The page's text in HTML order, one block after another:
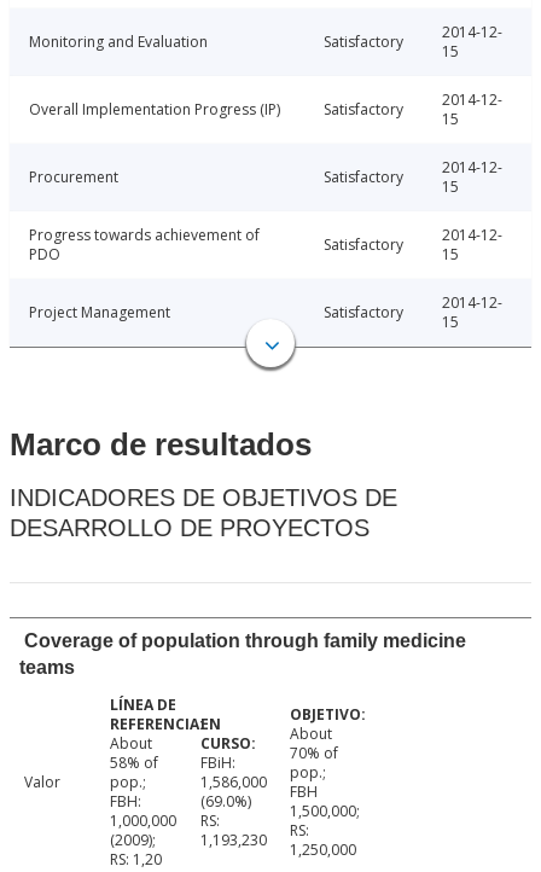
Monitoring and Evaluation Satisfactory
2014-12-
15
Overall Implementation Progress (IP) Satisfactory
2014-12-
15
Procurement Satisfactory
2014-12-
15
Progress towards achievement of
PDO
Satisfactory
2014-12-
15
Project Management Satisfactory
2014-12-
15
Marco de resultados
INDICADORES DE OBJETIVOS DE
DESARROLLO DE PROYECTOS
Coverage of population through family medicine
teams
Valor
About
58% of
pop.;
FBH:
1,000,000
(2009);
RS: 1,20
FBiH:
1,586,000
(69.0%)
RS:
1,193,230
About
70% of
pop.;
FBH
1,500,000;
RS:
1,250,000